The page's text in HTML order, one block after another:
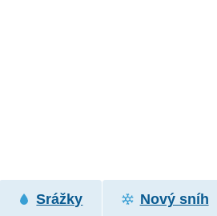
Srážky Nový sníh